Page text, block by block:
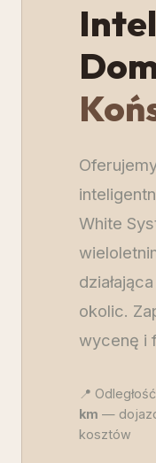
White
okolic.
wycenę i
📍
km —
kosztów